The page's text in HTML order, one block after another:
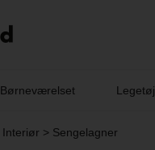
Børneværelset Legetøj
Interiør > Sengelagner